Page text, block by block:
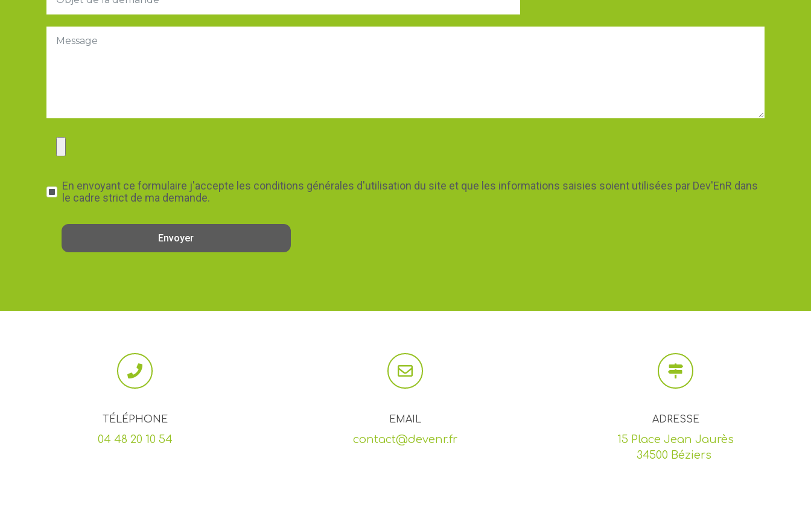
En envoyant ce formulaire j'accepte les conditions générales d'utilisation du site et que les informations saisies soient utilisées par Dev'EnR dans
le cadre strict de ma demande.
Envoyer
TÉLÉPHONE
04 48 20 10 54
EMAIL
contact@devenr.fr
ADRESSE
15 Place Jean Jaurès
34500 Béziers